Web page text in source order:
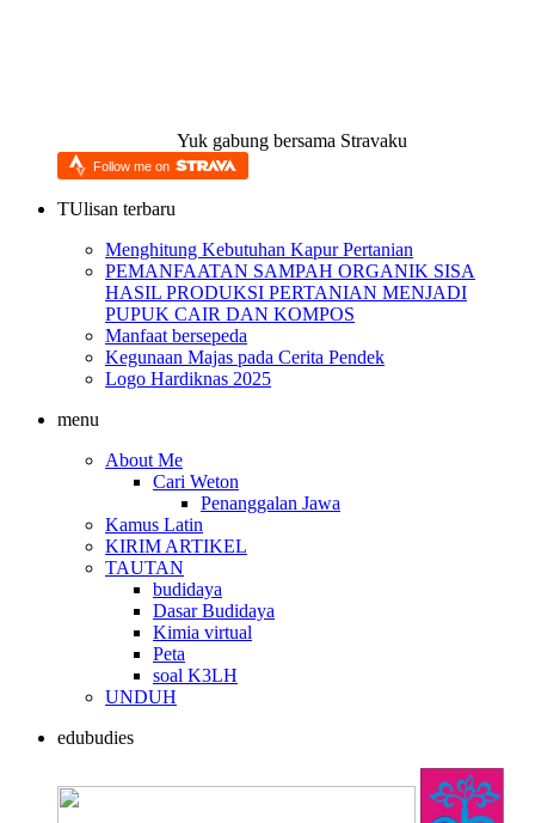
Yuk gabung bersama Stravaku
Follow me on
TUlisan terbaru
Menghitung Kebutuhan Kapur Pertanian
PEMANFAATAN SAMPAH ORGANIK SISA
HASIL PRODUKSI PERTANIAN MENJADI
PUPUK CAIR DAN KOMPOS
Manfaat bersepeda
Kegunaan Majas pada Cerita Pendek
Logo Hardiknas 2025
menu
About Me
Cari Weton
Penanggalan Jawa
Kamus Latin
KIRIM ARTIKEL
TAUTAN
budidaya
Dasar Budidaya
Kimia virtual
Peta
soal K3LH
UNDUH
edubudies